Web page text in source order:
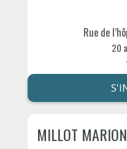
Rue de
20
MILLOT MARION